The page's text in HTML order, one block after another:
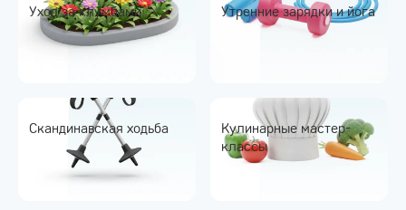
Уход за клумбами Утренние зарядки и йога
Скандинавская ходьба
Кулинарные мастер-
классы